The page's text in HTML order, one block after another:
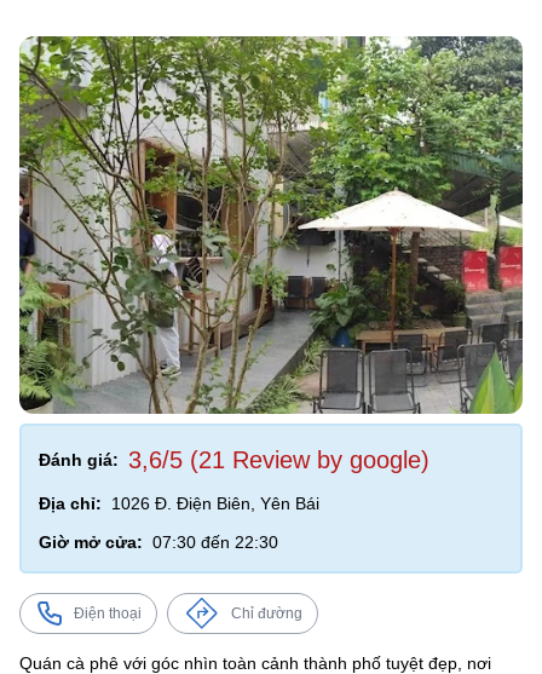
Đánh giá: 3,6/5 (21 Review by google)
Địa chỉ:
1026 Đ. Điện Biên, Yên Bái
Giờ mở cửa: 07:30 đến 22:30
Điện thoại Chỉ đường
Quán cà phê với góc nhìn toàn cảnh thành phố tuyệt đẹp, nơi